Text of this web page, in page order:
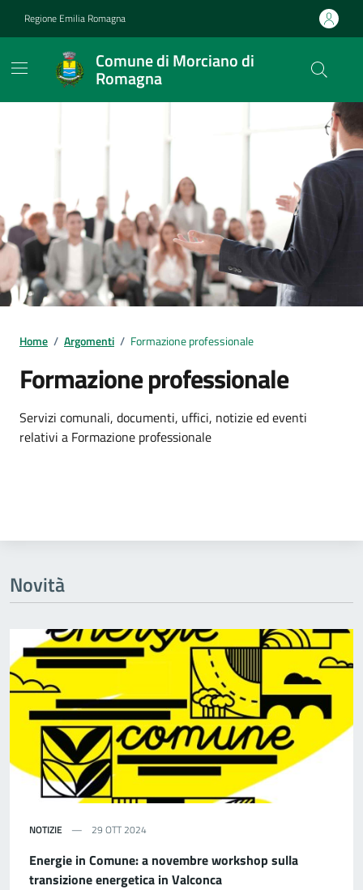
Regione Emilia Romagna
Comune di Morciano di
Romagna
Home / Argomenti / Formazione professionale
Formazione professionale
Dettagli dell'argomento
Servizi comunali, documenti, uffici, notizie ed eventi
relativi a Formazione professionale
Novità
NOTIZIE 29 OTT 2024
Energie in Comune: a novembre workshop sulla
transizione energetica in Valconca